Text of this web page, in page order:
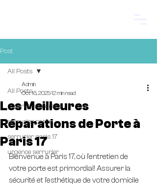
Post
All Posts
urgence serrurier
serrurier paris
serrurier paris 17
urgence serrurier
All Posts
Les Meilleures
Réparations de Porte à
Paris 17
Admin
Oct 16, 202512 min read
Bienvenue à Paris 17, où l'entretien de
votre porte est primordial! Assurer la
sécurité et l'esthétique de votre domicile